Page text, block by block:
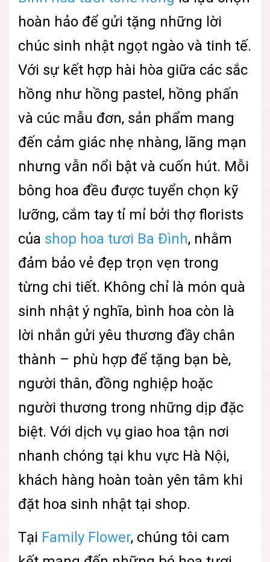
hoàn hảo để gửi tặng những lời
chúc sinh nhật ngọt ngào và tinh tế.
Với sự kết hợp hài hòa giữa các sắc
hồng như hồng pastel, hồng phấn
và cúc mẫu đơn, sản phẩm mang
đến cảm giác nhẹ nhàng, lãng mạn
nhưng vẫn nổi bật và cuốn hút. Mỗi
bông hoa đều được tuyển chọn kỹ
lưỡng, cắm tay tỉ mỉ bởi thợ florists
của shop hoa tươi Ba Đình, nhằm
đảm bảo vẻ đẹp trọn vẹn trong
từng chi tiết. Không chỉ là món quà
sinh nhật ý nghĩa, bình hoa còn là
lời nhắn gửi yêu thương đầy chân
thành – phù hợp để tặng bạn bè,
người thân, đồng nghiệp hoặc
người thương trong những dịp đặc
biệt. Với dịch vụ giao hoa tận nơi
nhanh chóng tại khu vực Hà Nội,
khách hàng hoàn toàn yên tâm khi
đặt hoa sinh nhật tại shop.
Tại Family Flower, chúng tôi cam